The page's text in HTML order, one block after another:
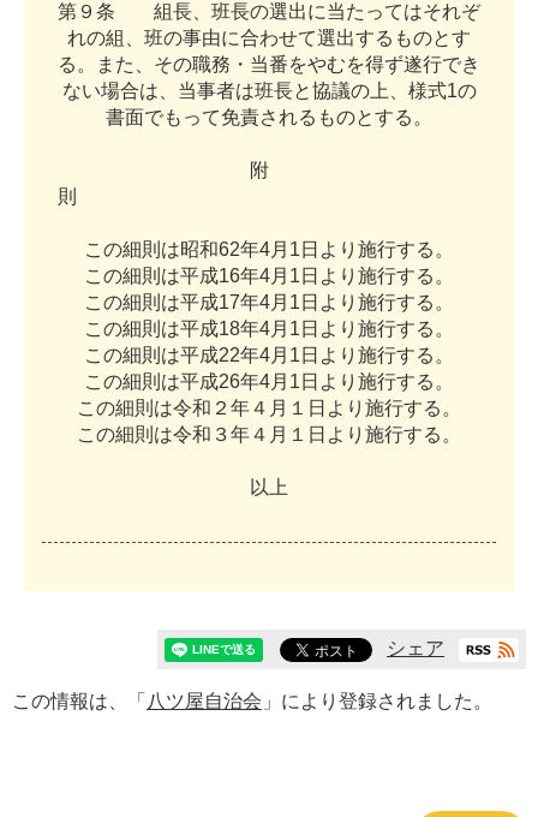
第 ９ 条 組長 班長の選出に当た ってはそれぞ
れの組 班の事由に合わせて選出する ものとす
る 。 ま た その職務 ・ 当番をやむを得ず遂行でき
ない場合は 当事者は班長と協議の上 様式1の
書面でも って免責さ れる ものとする 。
附
則
こ の細則 は昭和62年4月 1 日 よ り 施行する 。
こ の細則 は平成16年4月 1 日 よ り 施行する 。
こ の細則 は平成17年4月 1 日 よ り 施行する 。
こ の細則 は平成18年4月 1 日 よ り 施行する 。
こ の細則 は平成22年4月 1 日 よ り 施行する 。
こ の細則 は平成26年4月 1 日 よ り 施行する 。
こ の細則 は令和 ２ 年４ 月 １ 日 よ り 施行する 。
こ の細則 は令和 ３ 年４ 月 １ 日 よ り 施行する 。
以 上
シェア
この情報は、「 八ツ屋自治会 」により登録されました。